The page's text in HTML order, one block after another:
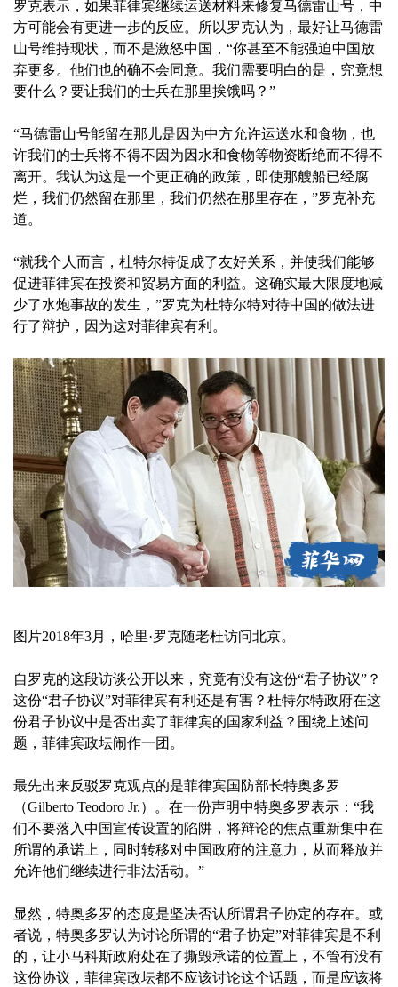
罗克表示，如果菲律宾继续运送材料来修复马德雷山号，中
方可能会有更进一步的反应。所以罗克认为，最好让马德雷
山号维持现状，而不是激怒中国，“你甚至不能强迫中国放
弃更多。他们也的确不会同意。我们需要明白的是，究竟想
要什么？要让我们的士兵在那里挨饿吗？”
“马德雷山号能留在那儿是因为中方允许运送水和食物，也
许我们的士兵将不得不因为因水和食物等物资断绝而不得不
离开。我认为这是一个更正确的政策，即使那艘船已经腐
烂，我们仍然留在那里，我们仍然在那里存在，”罗克补充
道。
“就我个人而言，杜特尔特促成了友好关系，并使我们能够
促进菲律宾在投资和贸易方面的利益。这确实最大限度地减
少了水炮事故的发生，”罗克为杜特尔特对待中国的做法进
行了辩护，因为这对菲律宾有利。
图片2018年3月，哈里·罗克随老杜访问北京。
自罗克的这段访谈公开以来，究竟有没有这份“君子协议”？
这份“君子协议”对菲律宾有利还是有害？杜特尔特政府在这
份君子协议中是否出卖了菲律宾的国家利益？围绕上述问
题，菲律宾政坛闹作一团。
最先出来反驳罗克观点的是菲律宾国防部长特奥多罗
（Gilberto Teodoro Jr.）。在一份声明中特奥多罗表示：“我
们不要落入中国宣传设置的陷阱，将辩论的焦点重新集中在
所谓的承诺上，同时转移对中国政府的注意力，从而释放并
允许他们继续进行非法活动。”
显然，特奥多罗的态度是坚决否认所谓君子协定的存在。或
者说，特奥多罗认为讨论所谓的“君子协定”对菲律宾是不利
的，让小马科斯政府处在了撕毁承诺的位置上，不管有没有
这份协议，菲律宾政坛都不应该讨论这个话题，而是应该将